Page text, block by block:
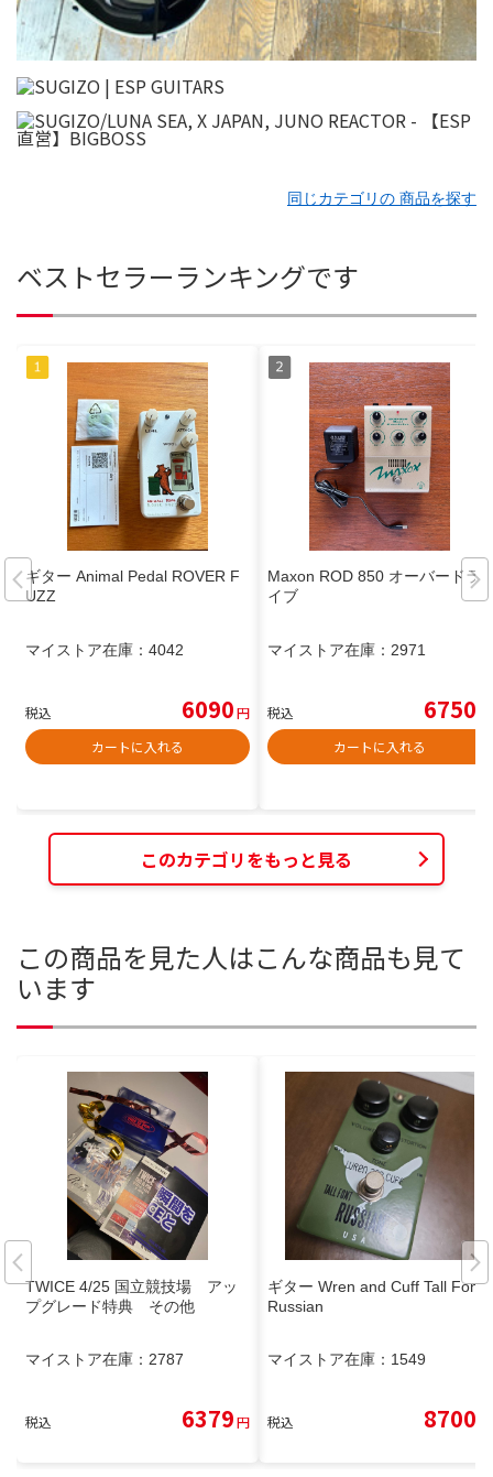
同じカテゴリの 商品を探す
ベストセラーランキングです
ギター Animal Pedal ROVER F
UZZ
マイストア在庫： 4042
税込 6090円
カートに入れる
Maxon ROD 850 オーバードラ
イブ
マイストア在庫： 2971
税込 6750
カートに入れる
このカテゴリをもっと見る
この商品を見た人はこんな商品も見て
います
TWICE 4/25 国立競技場 アッ
プグレード特典 その他
マイストア在庫： 2787
税込 6379円
ギター Wren and Cuff Tall Font
Russian
マイストア在庫： 1549
税込 8700